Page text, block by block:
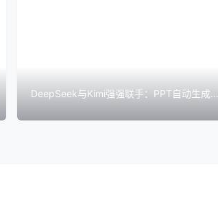
DeepSeek与Kimi强强联手：PPT自动生成很